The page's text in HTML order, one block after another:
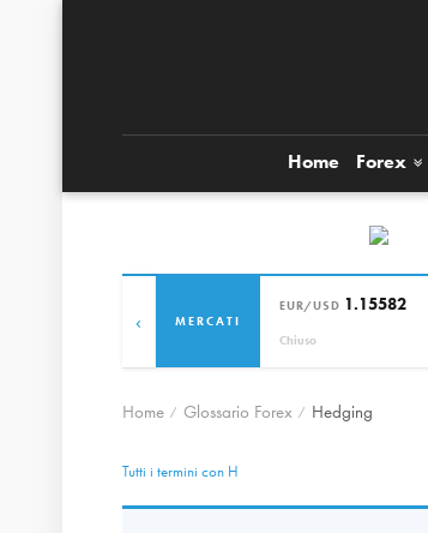
Home Forex
MERCATI
EUR/USD 1.15582
Chiuso
‹
Home Glossario Forex Hedging
Tutti i termini con H